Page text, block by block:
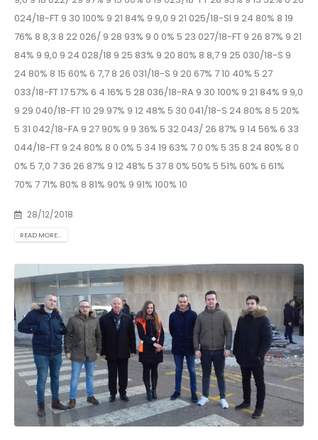
024/18-FT 9 30 100% 9 21 84% 9 9,0 9 21 025/18-SI 9 24 80% 8 19
76% 8 8,3 8 22 026/ 9 28 93% 9 0 0% 5 23 027/18-FT 9 26 87% 9 21
84% 9 9,0 9 24 028/18 9 25 83% 9 20 80% 8 8,7 9 25 030/18-S 9
24 80% 8 15 60% 6 7,7 8 26 031/18-S 9 20 67% 7 10 40% 5 27
033/18-FT 17 57% 6 4 16% 5 28 036/18-RA 9 30 100% 9 21 84% 9 9,0
9 29 040/18-FT 10 29 97% 9 12 48% 5 30 041/18-S 24 80% 8 5 20%
5 31 042/18-FA 9 27 90% 9 9 36% 5 32 043/ 26 87% 9 14 56% 6 33
044/18-FT 9 24 80% 8 0 0% 5 34 19 63% 7 0 0% 5 35 8 24 80% 8 0
0% 5 7,0 7 36 26 87% 9 12 48% 5 37 8 0% 50% 5 51% 60% 6 61%
70% 7 71% 80% 8 81% 90% 9 91% 100% 10
28/12/2018
READ MORE...